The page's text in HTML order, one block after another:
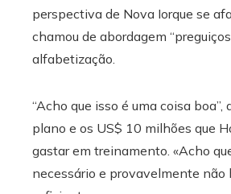
perspectiva de Nova Iorque se
chamou de abordagem
alfabetização.
“Acho que isso é uma coisa boa”,
plano e os US$ 10 milhões que
gastar em treinamento. «Acho
necessário e provavelmente não